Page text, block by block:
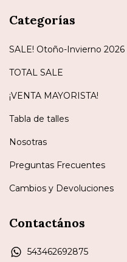
Categorías
SALE! Otoño-Invierno 2026
TOTAL SALE
¡VENTA MAYORISTA!
Tabla de talles
Nosotras
Preguntas Frecuentes
Cambios y Devoluciones
Contactános
543462692875